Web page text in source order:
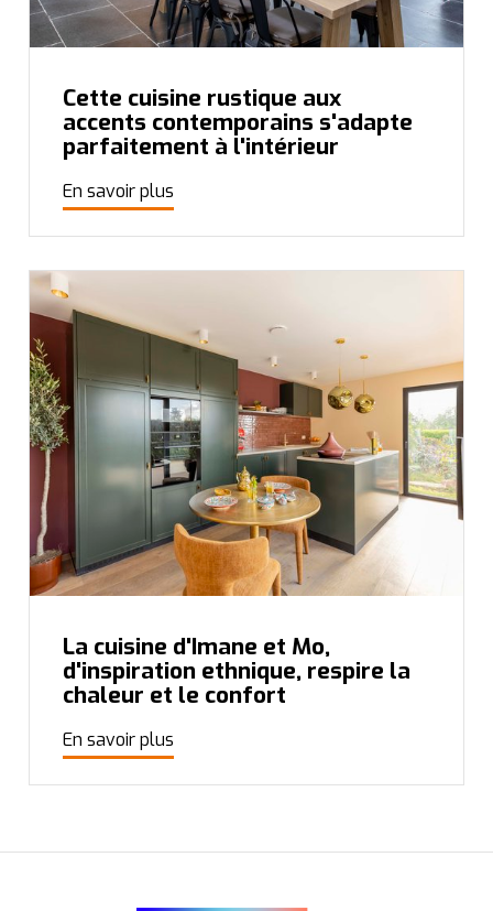
Cette cuisine rustique aux
accents contemporains s'adapte
parfaitement à l'intérieur
En savoir plus
La cuisine d'Imane et Mo,
d'inspiration ethnique, respire la
chaleur et le confort
En savoir plus